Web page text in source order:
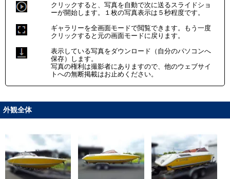
クリックすると、写真を自動で次に送るスライドショ
ーが開始します。１枚の写真表示は５秒程度です。
ギャラリーを全画面モードで閲覧できます。もう一度
クリックすると元の画面モードに戻ります。
表示している写真をダウンロード（自分のパソコンへ
保存）します。
写真の権利は撮影者にありますので、他のウェブサイ
トへの無断掲載はお止めください。
外観全体